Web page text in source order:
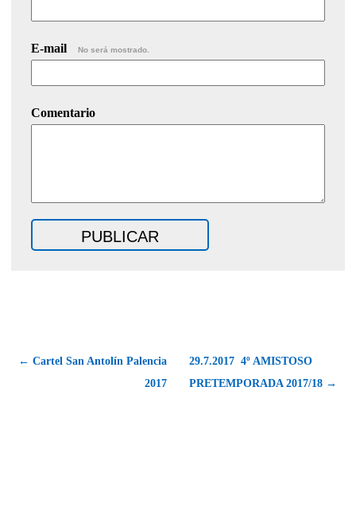
E-mail No será mostrado.
Comentario
← Cartel San Antolín Palencia
2017
29.7.2017  4º AMISTOSO 
PRETEMPORADA 2017/18 →